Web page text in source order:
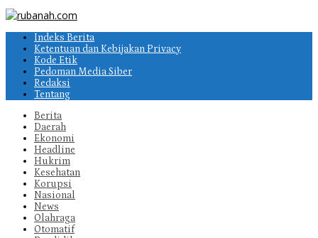
Indeks Berita
Ketentuan dan Kebijakan Privacy
Kode Etik
Pedoman Media Siber
Redaksi
Tentang
Berita
Daerah
Ekonomi
Headline
Hukrim
Kesehatan
Korupsi
Nasional
News
Olahraga
Otomatif